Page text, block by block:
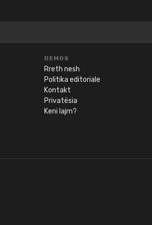
DEMOS
Rreth nesh
Politika editoriale
Kontakt
Privatësia
Keni lajm?